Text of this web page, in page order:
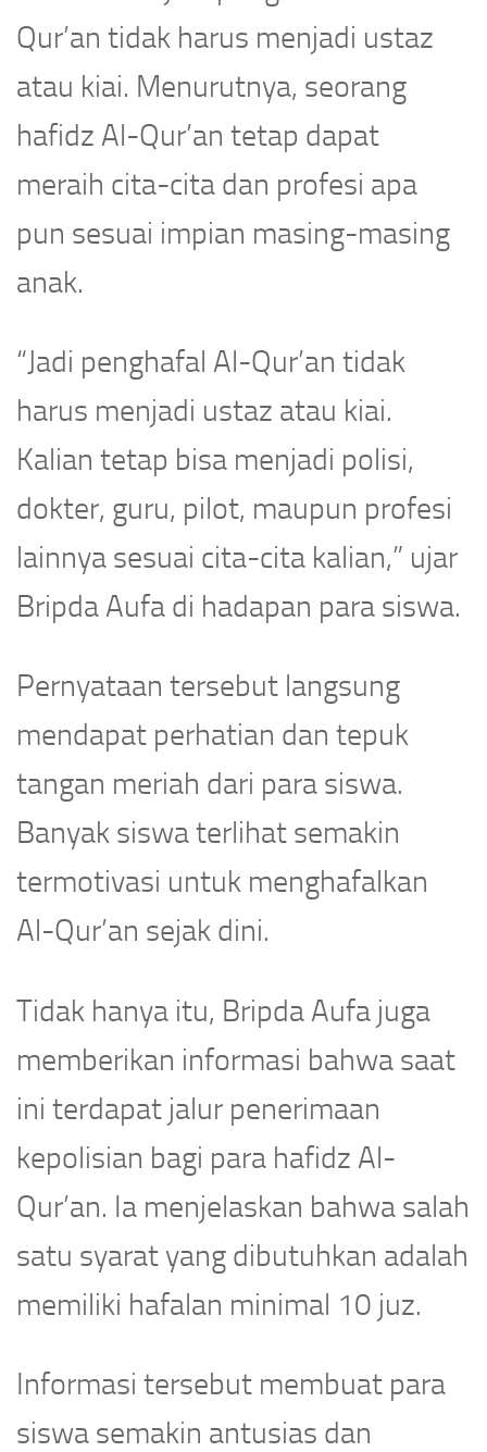
Qur’an tidak harus menjadi ustaz
atau kiai. Menurutnya, seorang
hafidz Al-Qur’an tetap dapat
meraih cita-cita dan profesi apa
pun sesuai impian masing-masing
anak.
“Jadi penghafal Al-Qur’an tidak
harus menjadi ustaz atau kiai.
Kalian tetap bisa menjadi polisi,
dokter, guru, pilot, maupun profesi
lainnya sesuai cita-cita kalian,” ujar
Bripda Aufa di hadapan para siswa.
Pernyataan tersebut langsung
mendapat perhatian dan tepuk
tangan meriah dari para siswa.
Banyak siswa terlihat semakin
termotivasi untuk menghafalkan
Al-Qur’an sejak dini.
Tidak hanya itu, Bripda Aufa juga
memberikan informasi bahwa saat
ini terdapat jalur penerimaan
kepolisian bagi para hafidz Al-
Qur’an. Ia menjelaskan bahwa salah
satu syarat yang dibutuhkan adalah
memiliki hafalan minimal 10 juz.
Informasi tersebut membuat para
siswa semakin antusias dan